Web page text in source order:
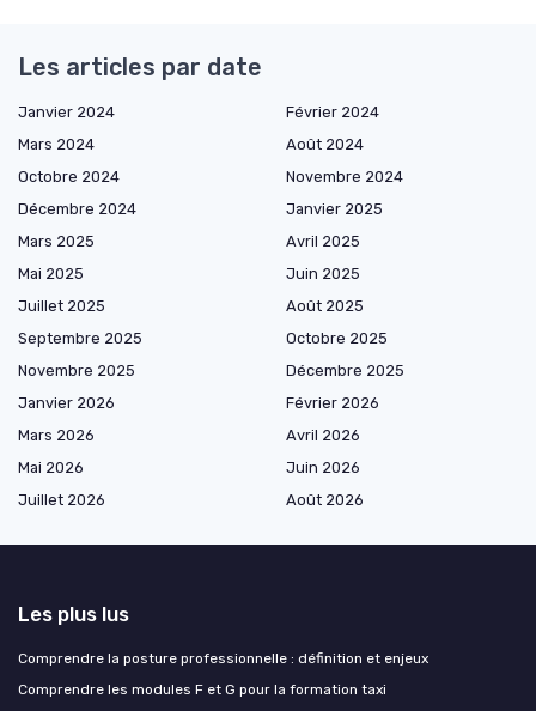
Les articles par date
Janvier 2024
Février 2024
Mars 2024
Août 2024
Octobre 2024
Novembre 2024
Décembre 2024
Janvier 2025
Mars 2025
Avril 2025
Mai 2025
Juin 2025
Juillet 2025
Août 2025
Septembre 2025
Octobre 2025
Novembre 2025
Décembre 2025
Janvier 2026
Février 2026
Mars 2026
Avril 2026
Mai 2026
Juin 2026
Juillet 2026
Août 2026
Les plus lus
Comprendre la posture professionnelle : définition et enjeux
Comprendre les modules F et G pour la formation taxi